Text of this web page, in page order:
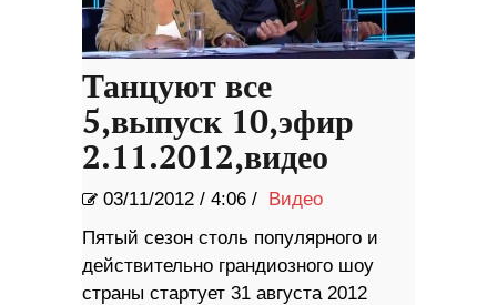
Танцуют все
5,выпуск 10,эфир
2.11.2012,видео
03/11/2012 / 4:06 / Видео
Пятый сезон столь популярного и
действительно грандиозного шоу
страны стартует 31 августа 2012